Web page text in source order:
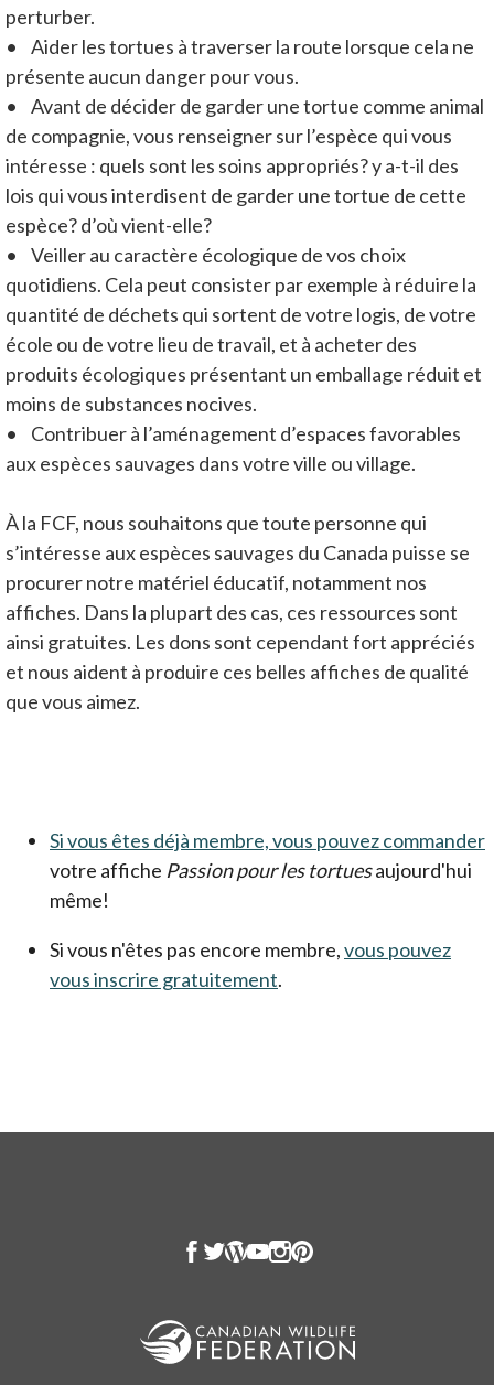
perturber.
• Aider les tortues à traverser la route lorsque cela ne
présente aucun danger pour vous.
• Avant de décider de garder une tortue comme animal
de compagnie, vous renseigner sur l’espèce qui vous
intéresse : quels sont les soins appropriés? y a-t-il des
lois qui vous interdisent de garder une tortue de cette
espèce? d’où vient-elle?
• Veiller au caractère écologique de vos choix
quotidiens. Cela peut consister par exemple à réduire la
quantité de déchets qui sortent de votre logis, de votre
école ou de votre lieu de travail, et à acheter des
produits écologiques présentant un emballage réduit et
moins de substances nocives.
• Contribuer à l’aménagement d’espaces favorables
aux espèces sauvages dans votre ville ou village.
À la FCF, nous souhaitons que toute personne qui
s’intéresse aux espèces sauvages du Canada puisse se
procurer notre matériel éducatif, notamment nos
affiches. Dans la plupart des cas, ces ressources sont
ainsi gratuites. Les dons sont cependant fort appréciés
et nous aident à produire ces belles affiches de qualité
que vous aimez.
Si vous êtes déjà membre, vous pouvez commander
votre affiche Passion pour les tortuesaujourd'hui
même!
Si vous n'êtes pas encore membre,vous pouvez
vous inscrire gratuitement.